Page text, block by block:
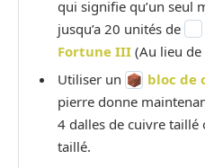
qui signifie qu’un seul
jusqu’a 20 unités de
Fortune III (Au lieu
Utiliser un
bloc de
pierre donne
4 dalles de cuivre taillé
taillé.